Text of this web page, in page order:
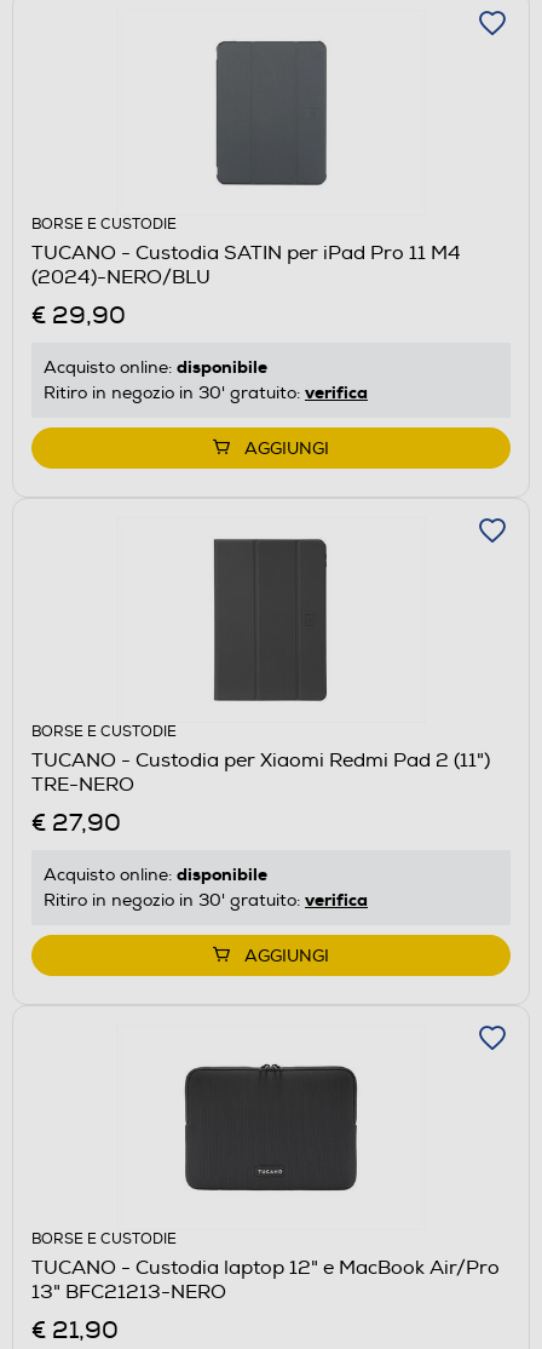
BORSE E CUSTODIE
TUCANO - Custodia SATIN per iPad Pro 11 M4
(2024)-NERO/BLU
€ 29,90
Acquisto online: disponibile
Ritiro in negozio in 30' gratuito: verifica
AGGIUNGI
BORSE E CUSTODIE
TUCANO - Custodia per Xiaomi Redmi Pad 2 (11")
TRE-NERO
€ 27,90
Acquisto online: disponibile
Ritiro in negozio in 30' gratuito: verifica
AGGIUNGI
BORSE E CUSTODIE
TUCANO - Custodia laptop 12" e MacBook Air/Pro
13" BFC21213-NERO
€ 21,90